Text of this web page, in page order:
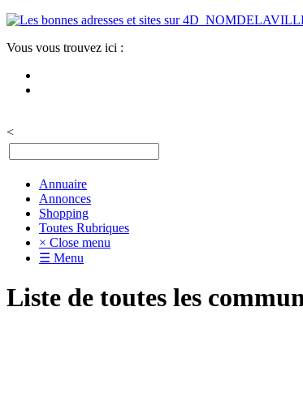
Vous vous trouvez ici :
<
Annuaire
Annonces
Shopping
Toutes Rubriques
× Close menu
☰ Menu
Liste de toutes les